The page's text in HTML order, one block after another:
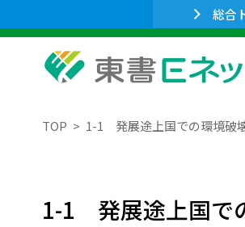
総合
TOP 1-1 発展途上国での環境破
1-1 発展途上国で